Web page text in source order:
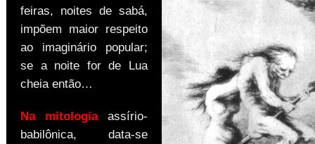
feiras, noites de sabá,
impõem maior respeito
ao imaginário popular;
se a noite for de Lua
cheia então…
Na mitologia assírio-
babilônica, data-se